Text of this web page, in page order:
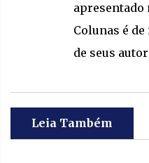
apresentado
Colunas é
de seus
Leia Também